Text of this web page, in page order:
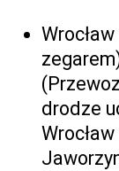
drodze